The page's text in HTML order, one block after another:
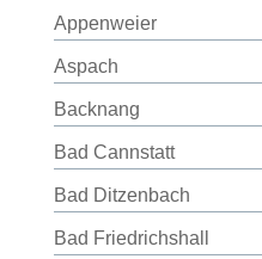
Appenweier
Aspach
Backnang
Bad Cannstatt
Bad Ditzenbach
Bad Friedrichshall